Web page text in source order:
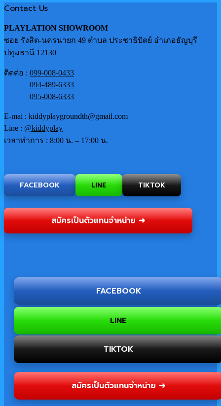
Contact Us
PLAYLATION SHOWROOM
ซอย รังสิต-นครนายก 49 ตำบล ประชาธิปัตย์ อำเภอธัญบุรี
ปทุมธานี 12130
ติดต่อ : 099-008-0433
094-489-6333
095-008-6333
E-mai : kiddyplaygroundth@gmail.com
Line : @kiddyplay
เวลาทำการ : 8:00 น. – 17:00 น.
FACEBOOK LINE TIKTOK
สมัครเป็นตัวแทนจำหน่าย ➜
FACEBOOK
LINE
TIKTOK
สมัครเป็นตัวแทนจำหน่าย ➜